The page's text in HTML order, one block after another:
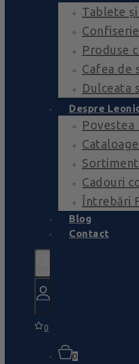
Tablete
Confiserie
Produse
Cafea de
Dulceata
Despre
Povestea
Cadouri
Întrebări
Blog
Contact
0
0